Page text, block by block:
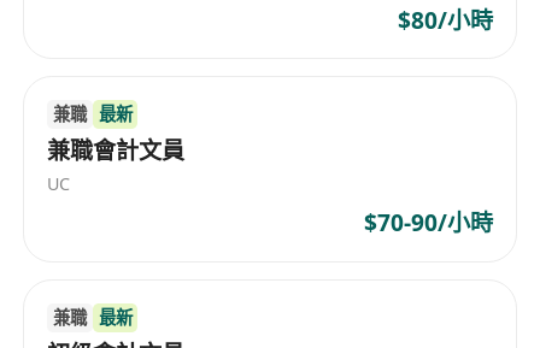
确保公司符合国际会计准则（如 IFRS
税务安排。
内部控制：建立防舞弊机制，保护资产安全。
二、 任职要求
核心证书：
$80/小時
兼職 最新
兼職會計文員
UC
$70-90/小時
兼職 最新